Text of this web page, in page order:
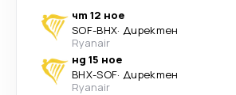
чт 12 ное
SOF-BHX· Директен
Ryanair
нд 15 ное
BHX-SOF· Директен
Ryanair